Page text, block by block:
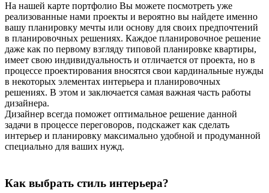
На нашей карте портфолио Вы можете посмотреть уже
реализованные нами проекты и вероятно вы найдете именно
вашу планировку мечты или основу для своих предпочтений
в планировочных решениях. Каждое планировочное решение
даже как по первому взгляду типовой планировке квартиры,
имеет свою индивидуальность и отличается от проекта, но в
процессе проектирования вносятся свои кардинальные нужды
в некоторых элементах интерьера и планировочных
решениях. В этом и заключается самая важная часть работы
дизайнера.
Дизайнер всегда поможет оптимальное решение данной
задачи в процессе переговоров, подскажет как сделать
интерьер и планировку максимально удобной и продуманной
специально для ваших нужд.
Как выбрать стиль интерьера?